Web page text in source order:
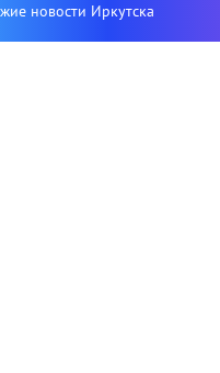
новости Иркутска